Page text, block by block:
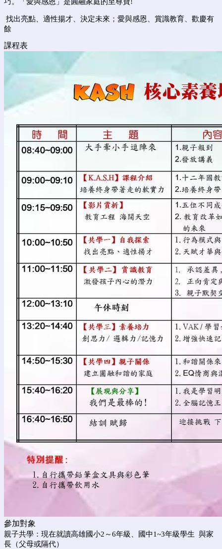
找出亮點、適性揚才、決定未來； 愛與感恩、賞識教育、歡慶有
餘
課程表
參加對象
親子共學：現在就讀高雄國小2～6年級、國中1~3年級學生 與家
長（父母或隔代）